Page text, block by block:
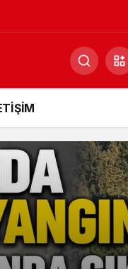
Gündüz Modu
Gündüz modunu seçin.